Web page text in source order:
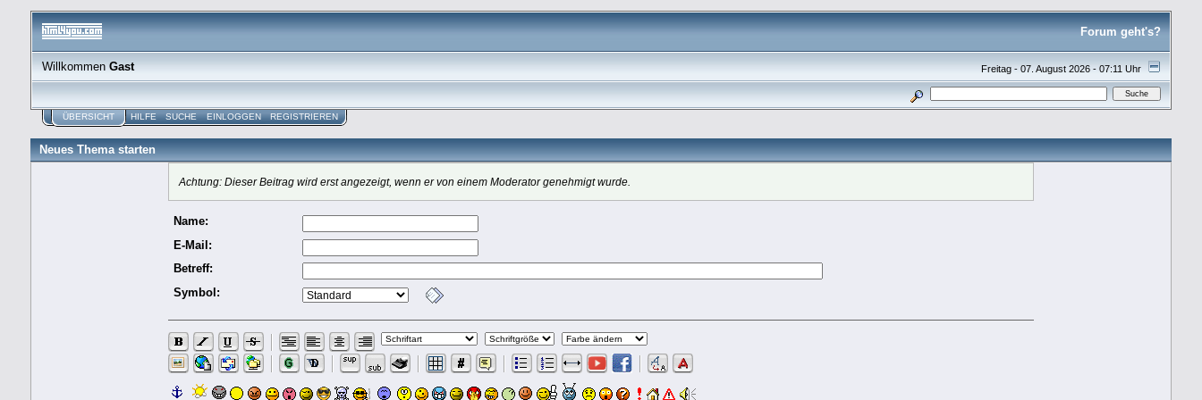
Forum geht's?
Freitag - 07. August 2026 - 07:11 Uhr
WillkommenGast
ÜBERSICHT HILFE SUCHE EINLOGGEN REGISTRIEREN
Neues Thema starten
Achtung: Dieser Beitrag wird erst angezeigt, wenn er von einem Moderator genehmigt wurde.
Name:
E-Mail:
Betreff:
Symbol: